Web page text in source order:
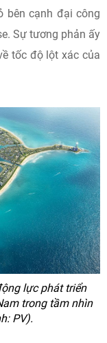
bên cạnh đại công
Sự tương phản ấy
tốc độ lột xác của
lực phát triển
trong tầm nhìn
PV).